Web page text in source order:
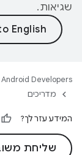
שגיאות.
Android Developers
מדריכים
המידע עזר לך?
שליחת